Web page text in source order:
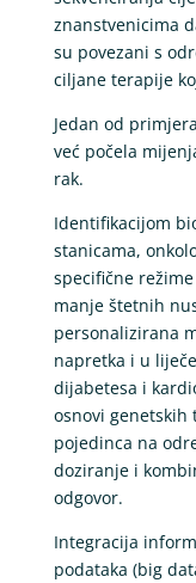
znanstvenicima
su povezani s
ciljane terapije
Jedan od
već počela
rak.
Identifikacijom
stanicama,
specifične
manje štetnih
personalizirana
napretka i u
dijabetesa i
osnovi genetskih
pojedinca na
doziranje i
odgovor.
Integracija
podataka (big